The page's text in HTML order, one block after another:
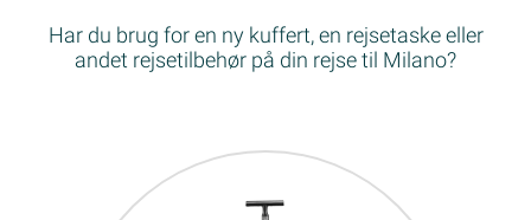
Har du brug for en ny kuffert, en rejsetaske eller
andet rejsetilbehør på din rejse til Milano?